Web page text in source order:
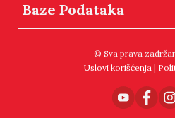
Baze Podataka
© Sva prava
Uslovi korišćenja |